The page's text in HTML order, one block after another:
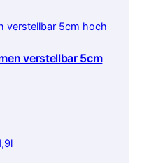
verstellbar 5cm